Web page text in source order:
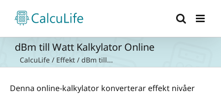
innehållet
dBm till Watt Kalkylator Online
CalcuLife / Effekt / dBm till...
Denna online-kalkylator konverterar effekt nivåer